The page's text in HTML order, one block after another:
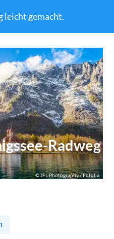
leicht gemacht.
©JFL Photography / Fotolia
Radweg